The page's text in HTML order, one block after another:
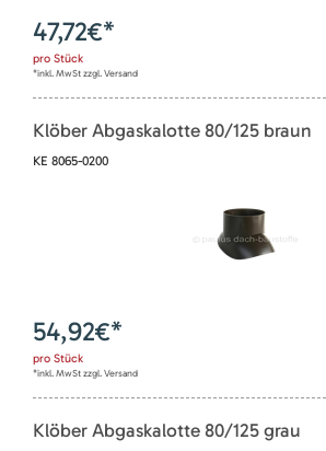
47,72€*
pro Stück
*inkl. MwSt zzgl. Versand
Klöber Abgaskalotte 80/125 braun
KE 8065-0200
54,92€*
pro Stück
*inkl. MwSt zzgl. Versand
Klöber Abgaskalotte 80/125 grau